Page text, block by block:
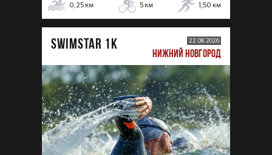
0,25 км 5 км 1,50 км
SWIMSTAR 1K 22.08.2026
НИЖНИЙ НОВГОРОД